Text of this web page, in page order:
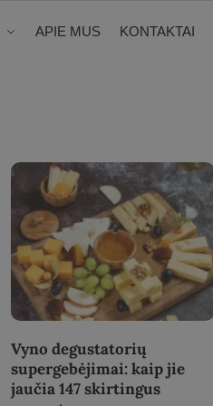
APIE MUS KONTAKTAI
Vyno degustatorių
supergebėjimai: kaip jie
jaučia 147 skirtingus